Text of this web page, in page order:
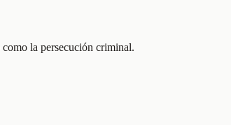
la persecución criminal.